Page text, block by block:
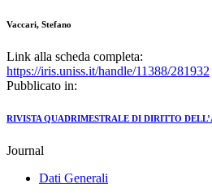
Vaccari, Stefano
Link alla scheda completa:
https://iris.uniss.it/handle/11388/281932
Pubblicato in:
RIVISTA QUADRIMESTRALE DI DIRITTO
Journal
Dati Generali